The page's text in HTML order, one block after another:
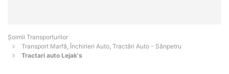
Șoimii Transporturilor
Transport Marfă, Închirieri Auto, Tractări Auto - Sânpetru
Tractari auto Lejak's